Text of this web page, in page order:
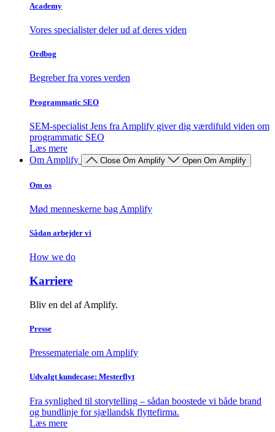
Academy
Vores specialister deler ud af deres viden
Ordbog
Begreber fra vores verden
Programmatic SEO
SEM-specialist Jens fra Amplify giver dig værdifuld viden om
programmatic SEO
Læs mere
Om Amplify
Close Om Amplify Open Om Amplify
Om os
Mød menneskerne bag Amplify
Sådan arbejder vi
How we do
Karriere
Bliv en del af Amplify.
Presse
Pressemateriale om Amplify
Udvalgt kundecase: Mesterflyt
Fra synlighed til storytelling – sådan boostede vi både brand
og bundlinje for sjællandsk flyttefirma.
Læs mere